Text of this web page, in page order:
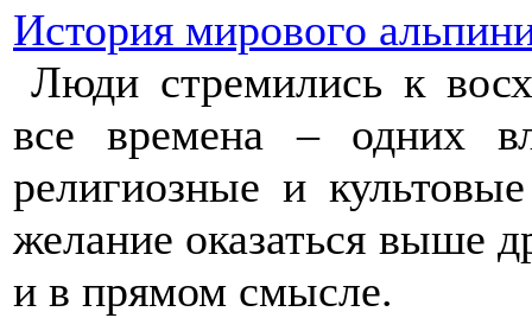
История мирового
Люди стремились к
все времена – одних
религиозные и
желание оказаться выше
и в прямом смысле.